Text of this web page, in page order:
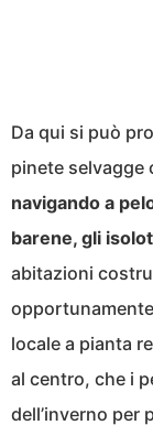
Da qui si può
pinete selvagge
navigando a
barene, gli
abitazioni
locale a pianta
al centro, che i
dell’inverno per